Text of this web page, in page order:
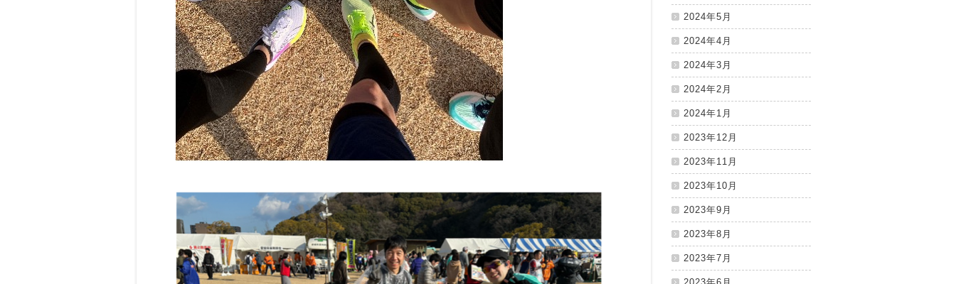
2024年5月
2024年4月
2024年3月
2024年2月
2024年1月
2023年12月
2023年11月
2023年10月
2023年9月
2023年8月
2023年7月